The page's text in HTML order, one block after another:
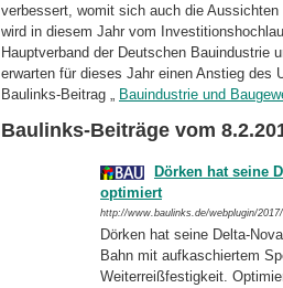
verbessert, womit sich auch die
wird in diesem Jahr vom
Hauptverband der Deutschen Bauindustrie
erwarten für dieses Jahr einen Anstieg des
Baulinks-Beitrag „ Bauindustrie und
Baulinks-Beiträge vom
Dörken hat seine
optimiert
http://www.baulinks.de/webplugin/
Dörken hat seine Delta-
Bahn mit aufkaschiertem
Weiterreißfestigkeit.